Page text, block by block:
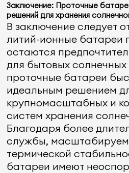
Заключение: Проточные
решений для хранения
В заключение следует
литий-ионные батареи
остаются
для бытовых солнечных
проточные батареи
идеальным решением
крупномасштабных и
систем хранения
Благодаря более
службы,
термической
батареи имеют